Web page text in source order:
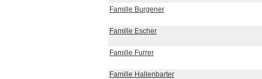
Famille Burgener
Famille Escher
Famille Furrer
Famille Hallenbarter